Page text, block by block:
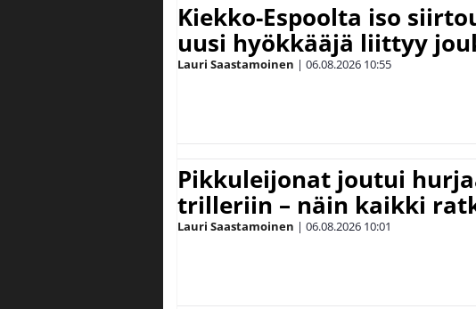
Kiekko-Espoolta iso
uusi hyökkääjä liittyy
Lauri Saastamoinen | 06.08.2026 10:55
Pikkuleijonat joutui
trilleriin – näin kaikki
Lauri Saastamoinen | 06.08.2026 10:01